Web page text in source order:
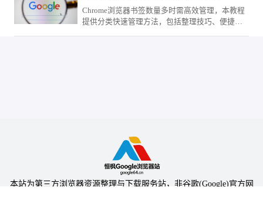
Chrome浏览器书签数量多时需高效管理，本教程
提供分类快速管理方法，包括整理技巧、便捷访
本站为第三方浏览器资源整理与下载服务站，非谷歌(Google)官方网